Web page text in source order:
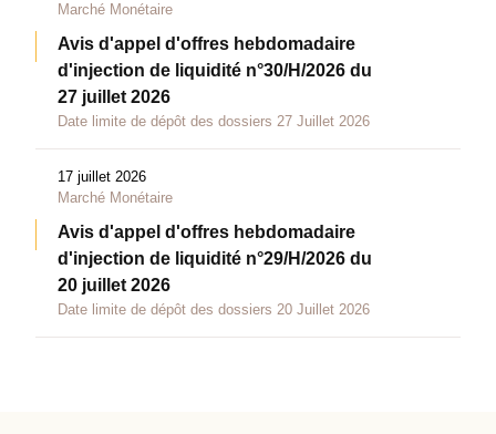
Marché Monétaire
Avis d'appel d'offres hebdomadaire
d'injection de liquidité n°30/H/2026 du
27 juillet 2026
Date limite de dépôt des dossiers 27 Juillet 2026
17 juillet 2026
Marché Monétaire
Avis d'appel d'offres hebdomadaire
d'injection de liquidité n°29/H/2026 du
20 juillet 2026
Date limite de dépôt des dossiers 20 Juillet 2026